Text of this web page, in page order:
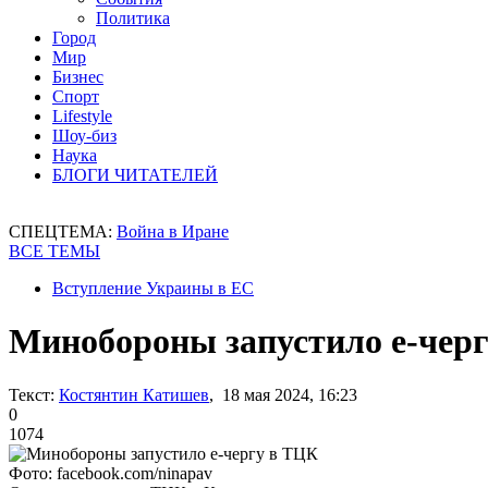
Политика
Город
Мир
Бизнес
Спорт
Lifestyle
Шоу-биз
Наука
БЛОГИ ЧИТАТЕЛЕЙ
СПЕЦТЕМА: Война в Иране
ВСЕ ТЕМЫ
Вступление Украины в ЕС
Минобороны запустило е-
Текст: Костянтин Катишев, 18 мая 2024, 16:23
0
1074
Фото: facebook.com/ninapav